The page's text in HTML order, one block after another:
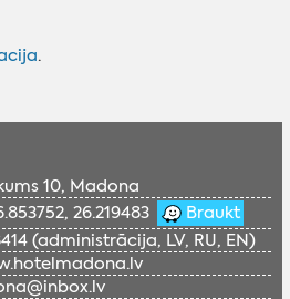
.
10, Madona
26.219483
Braukt
(administrācija, LV, RU, EN)